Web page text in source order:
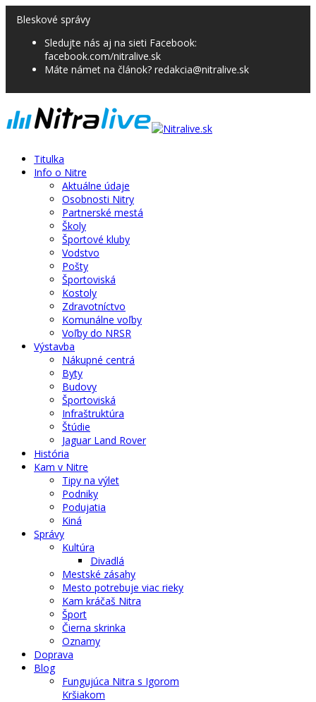
Bleskové správy
Sledujte nás aj na sieti Facebook:
facebook.com/nitralive.sk
Máte námet na článok? redakcia@nitralive.sk
Titulka
Info o Nitre
Aktuálne údaje
Osobnosti Nitry
Partnerské mestá
Školy
Športové kluby
Vodstvo
Pošty
Športoviská
Kostoly
Zdravotníctvo
Komunálne voľby
Voľby do NRSR
Výstavba
Nákupné centrá
Byty
Budovy
Športoviská
Infraštruktúra
Štúdie
Jaguar Land Rover
História
Kam v Nitre
Tipy na výlet
Podniky
Podujatia
Kiná
Správy
Kultúra
Divadlá
Mestské zásahy
Mesto potrebuje viac rieky
Kam kráčaš Nitra
Šport
Čierna skrinka
Oznamy
Doprava
Blog
Fungujúca Nitra s Igorom
Kršiakom